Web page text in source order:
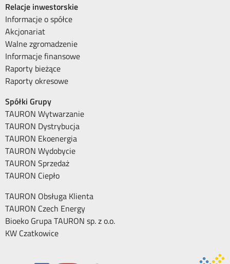
Relacje inwestorskie
Informacje o spółce
Akcjonariat
Walne zgromadzenie
Informacje finansowe
Raporty bieżące
Raporty okresowe
Spółki Grupy
TAURON Wytwarzanie
TAURON Dystrybucja
TAURON Ekoenergia
TAURON Wydobycie
TAURON Sprzedaż
TAURON Ciepło
TAURON Obsługa Klienta
TAURON Czech Energy
Bioeko Grupa TAURON sp. z o.o.
KW Czatkowice